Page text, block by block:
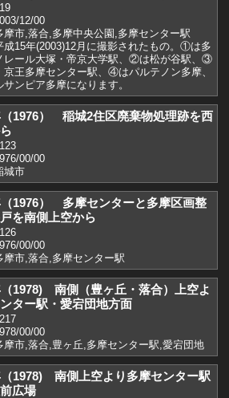
12/00
摩市,落合,多摩中央公園,多摩センター駅
15年(2003)12月に撮影されたもの。①は多
レール大塚・帝京大学駅、②は松が谷駅、③
京王多摩センター駅、④はパルテノン多摩、
ンピア多摩になります。
（1976） 稲城2住区廃棄物処理跡を西
00/00
城市
（1976） 多摩センターと多摩区画整
を南側上空から
00/00
摩市,落合,多摩センター駅
1978) 南側（豊ヶ丘・落合）上空よ
ター駅・愛宕団地方面
00/00
摩市,落合,豊ヶ丘,多摩センター駅,愛宕団地
（1978) 南側上空より多摩センター駅
広場